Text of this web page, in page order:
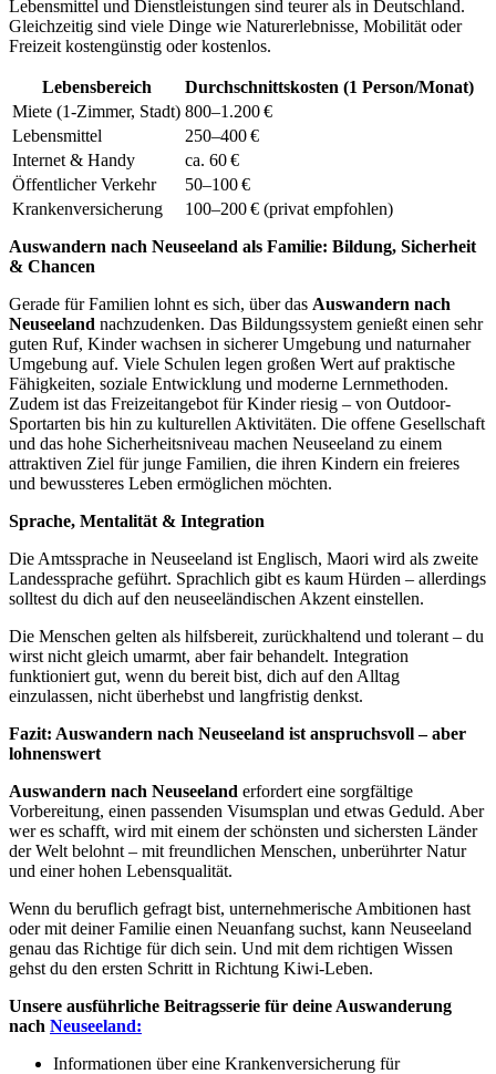
Lebensmittel und Dienstleistungen sind teurer als in Deutschland.
Gleichzeitig sind viele Dinge wie Naturerlebnisse, Mobilität oder
Freizeit kostengünstig oder kostenlos.
Lebensbereich
Durchschnittskosten (1 Person/Monat)
Miete (1-Zimmer, Stadt) 800–1.200 €
Lebensmittel
250–400 €
Internet & Handy
ca. 60 €
Öffentlicher Verkehr
50–100 €
Krankenversicherung
100–200 € (privat empfohlen)
Auswandern nach Neuseeland als Familie: Bildung, Sicherheit
& Chancen
Gerade für Familien lohnt es sich, über das Auswandern nach
Neuseeland nachzudenken. Das Bildungssystem genießt einen sehr
guten Ruf, Kinder wachsen in sicherer Umgebung und naturnaher
Umgebung auf. Viele Schulen legen großen Wert auf praktische
Fähigkeiten, soziale Entwicklung und moderne Lernmethoden.
Zudem ist das Freizeitangebot für Kinder riesig – von Outdoor-
Sportarten bis hin zu kulturellen Aktivitäten. Die offene Gesellschaft
und das hohe Sicherheitsniveau machen Neuseeland zu einem
attraktiven Ziel für junge Familien, die ihren Kindern ein freieres
und bewussteres Leben ermöglichen möchten.
Sprache, Mentalität & Integration
Die Amtssprache in Neuseeland ist Englisch, Maori wird als zweite
Landessprache geführt. Sprachlich gibt es kaum Hürden – allerdings
solltest du dich auf den neuseeländischen Akzent einstellen.
Die Menschen gelten als hilfsbereit, zurückhaltend und tolerant – du
wirst nicht gleich umarmt, aber fair behandelt. Integration
funktioniert gut, wenn du bereit bist, dich auf den Alltag
einzulassen, nicht überhebst und langfristig denkst.
Fazit: Auswandern nach Neuseeland ist anspruchsvoll – aber
lohnenswert
Auswandern nach Neuseeland erfordert eine sorgfältige
Vorbereitung, einen passenden Visumsplan und etwas Geduld. Aber
wer es schafft, wird mit einem der schönsten und sichersten Länder
der Welt belohnt – mit freundlichen Menschen, unberührter Natur
und einer hohen Lebensqualität.
Wenn du beruflich gefragt bist, unternehmerische Ambitionen hast
oder mit deiner Familie einen Neuanfang suchst, kann Neuseeland
genau das Richtige für dich sein. Und mit dem richtigen Wissen
gehst du den ersten Schritt in Richtung Kiwi-Leben.
Unsere ausführliche Beitragsserie für deine Auswanderung
nach Neuseeland:
Informationen über eine Krankenversicherung für